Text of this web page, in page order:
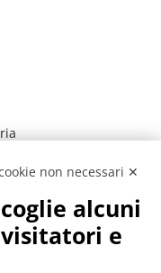
non necessari ✕
alcuni
e